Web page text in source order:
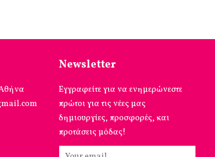
Newsletter
Εγγραφείτε για να ενημερώνεστε
πρώτοι για τις νέες μας
δημιουργίες, προσφορές, και
προτάσεις μόδας!